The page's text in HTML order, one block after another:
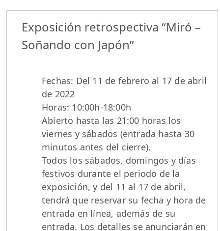
Exposición retrospectiva “Miró –
Soñando con Japón”
Fechas: Del 11 de febrero al 17 de abril
de 2022
Horas: 10:00h-18:00h
Abierto hasta las 21:00 horas los
viernes y sábados (entrada hasta 30
minutos antes del cierre).
Todos los sábados, domingos y días
festivos durante el periodo de la
exposición, y del 11 al 17 de abril,
tendrá que reservar su fecha y hora de
entrada en línea, además de su
entrada. Los detalles se anunciarán en